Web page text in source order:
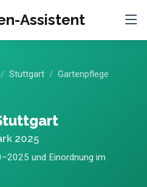
Assistent
Stuttgart Gartenpflege
2025
und Einordnung im